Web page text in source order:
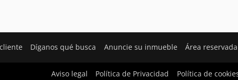
Díganos qué busca Anuncie su inmueble Área reservada
Aviso legal Política de Privacidad Política de